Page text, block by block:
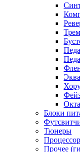
Блоки
Тюнеры
Прочее